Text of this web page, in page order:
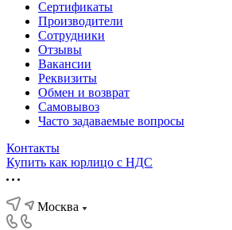
Сертификаты
Производители
Сотрудники
Отзывы
Вакансии
Реквизиты
Обмен и возврат
Самовывоз
Часто задаваемые вопросы
Контакты
Купить как юрлицо с НДС
Москва